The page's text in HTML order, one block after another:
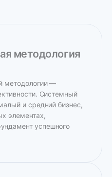
методология
методологии —
Системный
и средний бизнес,
элементах,
успешного